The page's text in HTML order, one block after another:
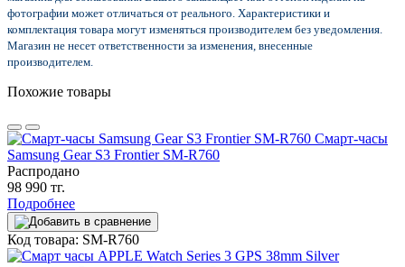
фотографии может отличаться от реального. Характеристики и
комплектация товара могут изменяться производителем без уведомления.
Магазин не несет ответственности за изменения, внесенные
производителем.
Похожие товары
Cмарт-часы
Samsung Gear S3 Frontier SM-R760
Распродано
98 990 тг.
Подробнее
Код товара: SM-R760